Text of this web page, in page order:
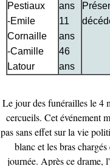
Pestiaux
-Emile
Cornaille
-Camille
Latour
ans
11
ans
46
ans
Le jour des funérailles le 4
cercueils. Cet événement
pas sans effet sur la vie
blanc et les bras
journée. Après ce drame,